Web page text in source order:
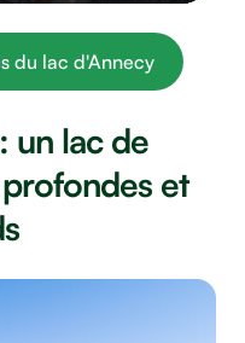
du lac d'Annecy
un lac de
et